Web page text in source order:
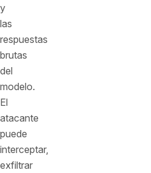
y
las
respuestas
brutas
del
modelo.
El
atacante
puede
interceptar,
exfiltrar